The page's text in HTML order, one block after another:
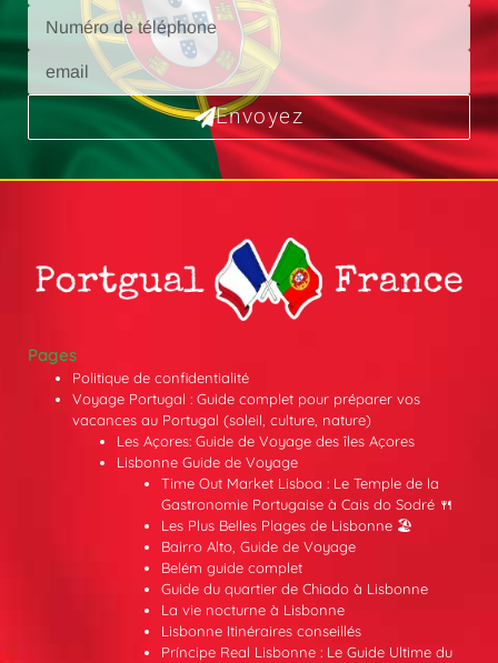
Envoyez
Pages
Politique de confidentialité
Voyage Portugal : Guide complet pour préparer vos
vacances au Portugal (soleil, culture, nature)
Les Açores: Guide de Voyage des îles Açores
Lisbonne Guide de Voyage
Time Out Market Lisboa : Le Temple de la
Gastronomie Portugaise à Cais do Sodré 🍴
Les Plus Belles Plages de Lisbonne 🏖️
Bairro Alto, Guide de Voyage
Belém guide complet
Guide du quartier de Chiado à Lisbonne
La vie nocturne à Lisbonne
Lisbonne Itinéraires conseillés
Príncipe Real Lisbonne : Le Guide Ultime du